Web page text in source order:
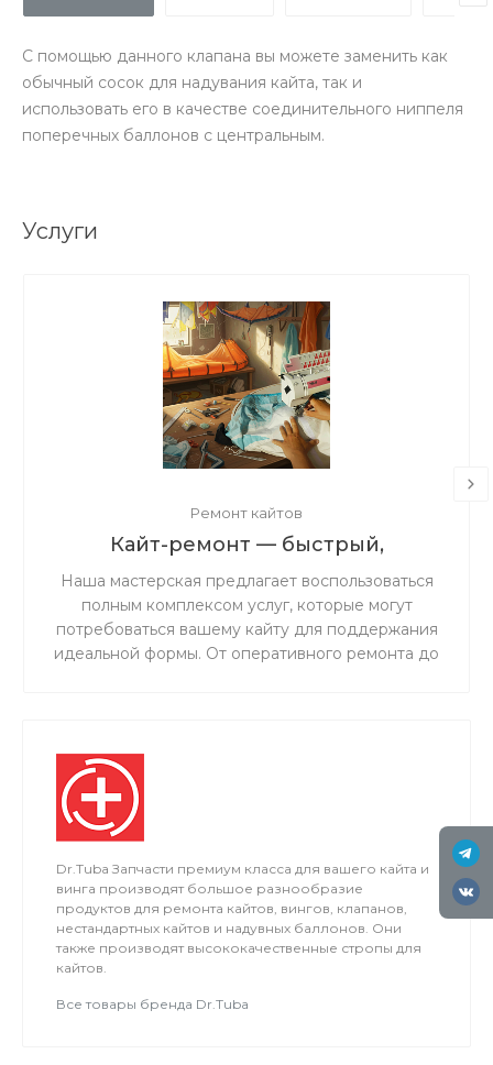
С помощью данного клапана вы можете заменить как
обычный сосок для надувания кайта, так и
использовать его в качестве соединительного ниппеля
поперечных баллонов с центральным.
Услуги
Ремонт кайтов
Кайт-ремонт — быстрый,
надёжный, с душой.
Наша мастерская предлагает воспользоваться
полным комплексом услуг, которые могут
потребоваться вашему кайту для поддержания
идеальной формы. От оперативного ремонта до
Dr.Tuba Запчасти премиум класса для вашего кайта и
винга производят большое разнообразие
продуктов для ремонта кайтов, вингов, клапанов,
нестандартных кайтов и надувных баллонов. Они
также производят высококачественные стропы для
кайтов.
Все товары бренда Dr.Tuba